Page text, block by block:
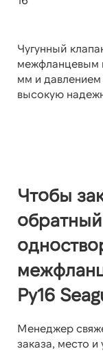
Чугунный
межфланцевым
мм и давлением
высокую
Чтобы
Ру16
Менеджер
заказа, место и